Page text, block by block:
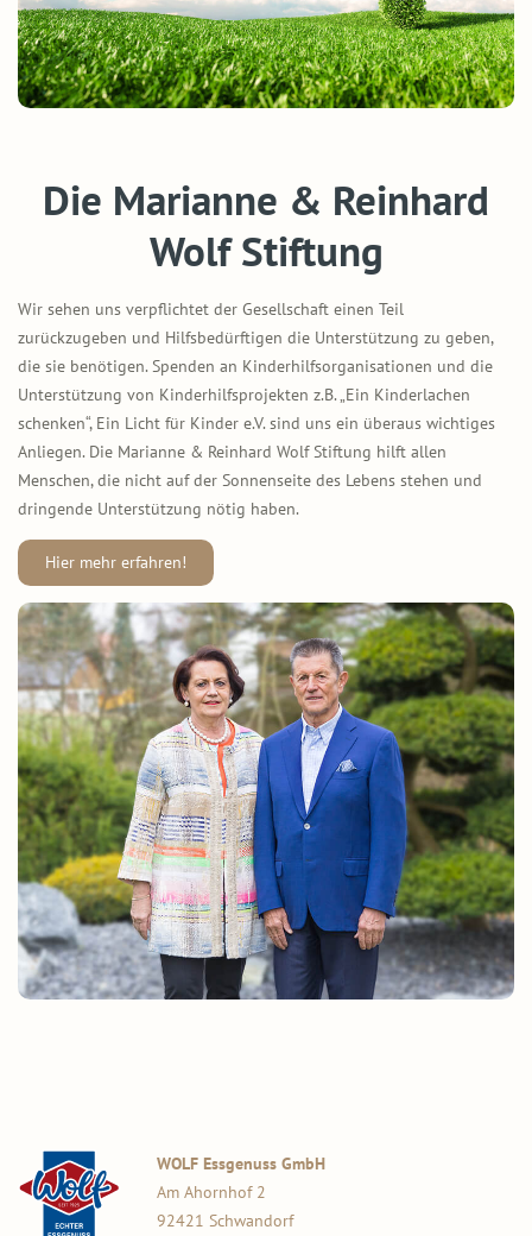
Die Marianne & Reinhard
Wolf Stiftung
Wir sehen uns verpflichtet der Gesellschaft einen Teil
zurückzugeben und Hilfsbedürftigen die Unterstützung zu geben,
die sie benötigen. Spenden an Kinderhilfsorganisationen und die
Unterstützung von Kinderhilfsprojekten z.B. „Ein Kinderlachen
schenken“, Ein Licht für Kinder e.V. sind uns ein überaus wichtiges
Anliegen. Die Marianne & Reinhard Wolf Stiftung hilft allen
Menschen, die nicht auf der Sonnenseite des Lebens stehen und
dringende Unterstützung nötig haben.
Hier mehr erfahren!
WOLF Essgenuss GmbH
Am Ahornhof 2
92421 Schwandorf